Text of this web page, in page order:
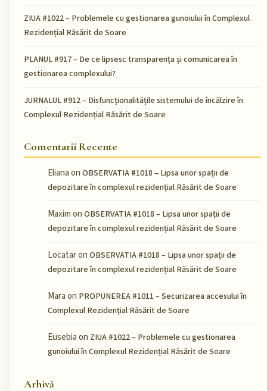
ZIUA #1022 – Problemele cu gestionarea gunoiului în Complexul
Rezidențial Răsărit de Soare
PLANUL #917 – De ce lipsesc transparența și comunicarea în
gestionarea complexului?
JURNALUL #912 – Disfuncționalitățile sistemului de încălzire în
Complexul Rezidențial Răsărit de Soare
Comentarii Recente
Elianaon OBSERVATIA #1018 – Lipsa unor spații de
depozitare în complexul rezidențial Răsărit de Soare
Maximon OBSERVATIA #1018 – Lipsa unor spații de
depozitare în complexul rezidențial Răsărit de Soare
Locataron OBSERVATIA #1018 – Lipsa unor spații de
depozitare în complexul rezidențial Răsărit de Soare
Maraon PROPUNEREA #1011 – Securizarea accesului în
Complexul Rezidențial Răsărit de Soare
Eusebiaon ZIUA #1022 – Problemele cu gestionarea
gunoiului în Complexul Rezidențial Răsărit de Soare
Arhivă